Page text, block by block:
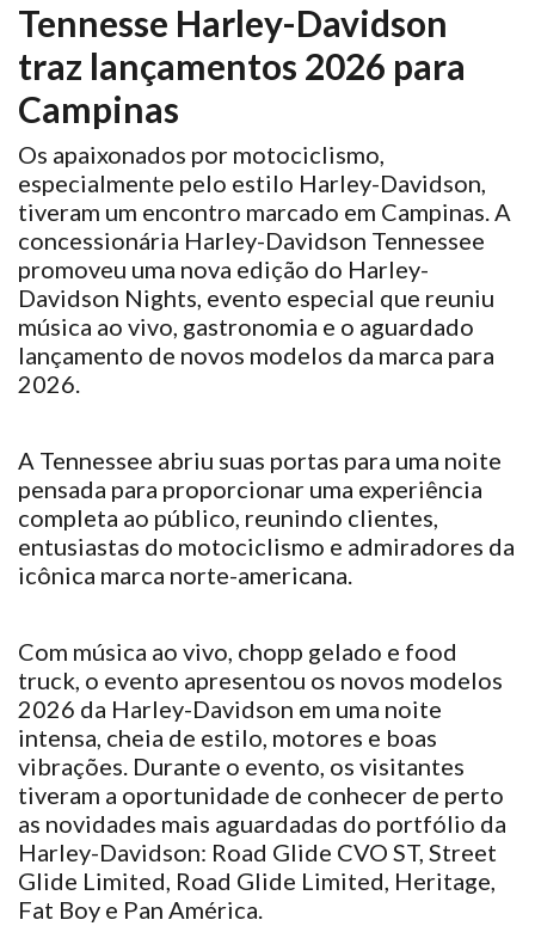
Tennesse Harley-Davidson
traz lançamentos 2026 para
Campinas
Os apaixonados por motociclismo,
especialmente pelo estilo Harley-Davidson,
tiveram um encontro marcado em Campinas. A
concessionária Harley-Davidson Tennessee
promoveu uma nova edição do Harley-
Davidson Nights, evento especial que reuniu
música ao vivo, gastronomia e o aguardado
lançamento de novos modelos da marca para
2026.
A Tennessee abriu suas portas para uma noite
pensada para proporcionar uma experiência
completa ao público, reunindo clientes,
entusiastas do motociclismo e admiradores da
icônica marca norte-americana.
Com música ao vivo, chopp gelado e food
truck, o evento apresentou os novos modelos
2026 da Harley-Davidson em uma noite
intensa, cheia de estilo, motores e boas
vibrações. Durante o evento, os visitantes
tiveram a oportunidade de conhecer de perto
as novidades mais aguardadas do portfólio da
Harley-Davidson: Road Glide CVO ST, Street
Glide Limited, Road Glide Limited, Heritage,
Fat Boy e Pan América.